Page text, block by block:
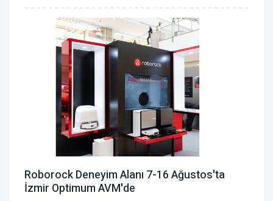
Roborock Deneyim Alanı 7-16 Ağustos'ta
İzmir Optimum AVM'de